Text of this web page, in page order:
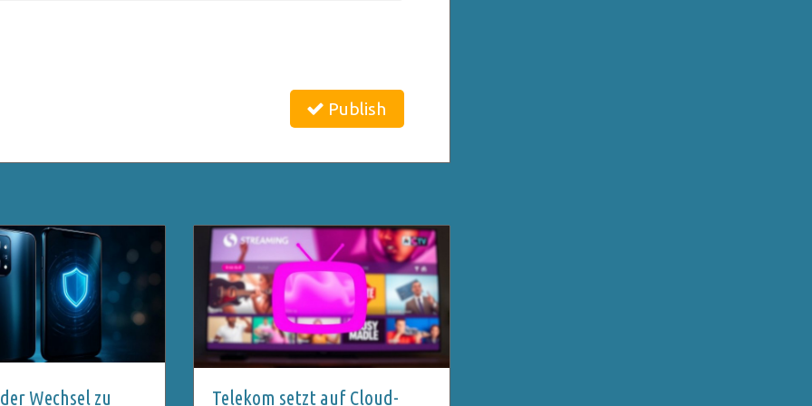
Publish
Wechsel zu
Telekom setzt auf Cloud-